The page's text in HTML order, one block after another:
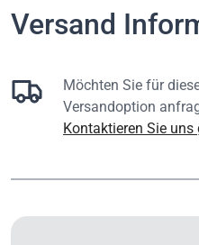
Versand
Möchten Sie für
Versandoption
Kontaktieren Sie uns